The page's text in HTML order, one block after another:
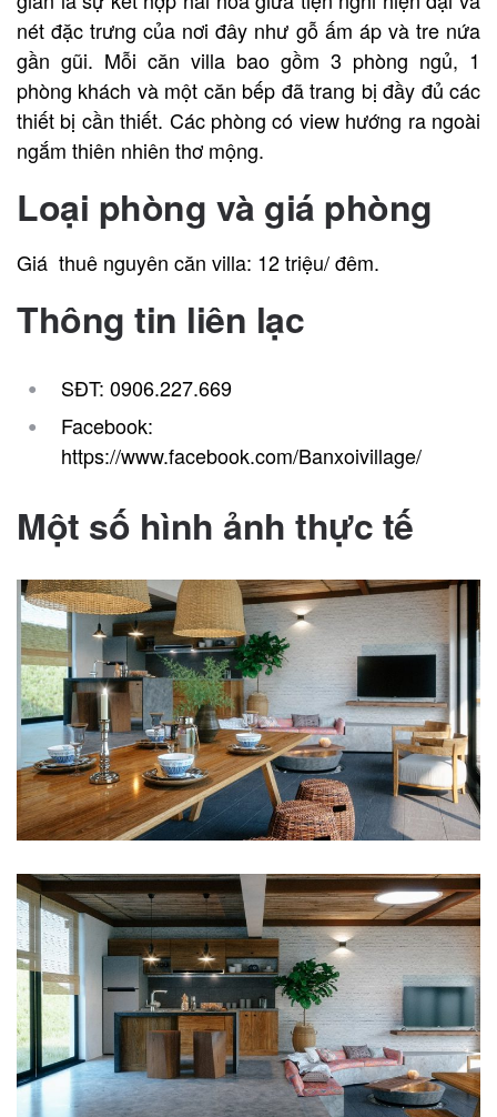
nét đặc trưng của nơi đây như gỗ ấm áp và tre nứa
gần gũi. Mỗi căn villa bao gồm 3 phòng ngủ, 1
phòng khách và một căn bếp đã trang bị đầy đủ các
thiết bị cần thiết. Các phòng có view hướng ra ngoài
ngắm thiên nhiên thơ mộng.
Loại phòng và giá phòng
Giá thuê nguyên căn villa: 12 triệu/ đêm.
Thông tin liên lạc
SĐT: 0906.227.669
Facebook:
https://www.facebook.com/Banxoivillage/
Một số hình ảnh thực tế